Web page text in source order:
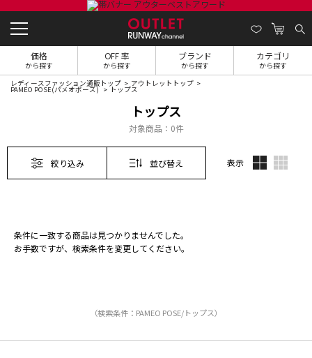
価格
から探す
OFF 率
から探す
ブランド
から探す
カテゴリ
から探す
レディースファッション通販トップ アウトレットトップ
PAMEO POSE(パメオポーズ) トップス
トップス
対象商品： 0件
絞り込み 並び替え 表示
条件に一致する商品は見つかりませんでした。
お手数ですが、検索条件を変更してください。
（検索条件：PAMEO POSE/トップス）